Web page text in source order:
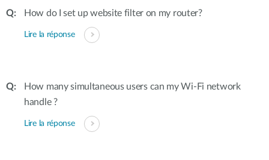
How do I set up website filter on my router?
Lire la réponse
How many simultaneous users can my Wi-Fi network
handle ?
Lire la réponse